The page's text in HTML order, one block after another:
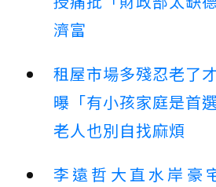
濟富
租屋市場多殘忍老了
曝「有小孩家庭是首
老人也別自找麻煩
李遠哲大直水岸豪